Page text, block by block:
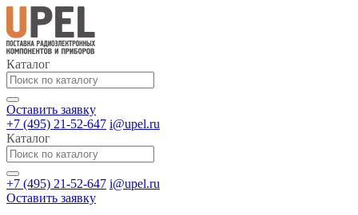
Каталог
Оставить заявку
+7 (495) 21-52-647 i@upel.ru
Каталог
+7 (495) 21-52-647 i@upel.ru
Оставить заявку